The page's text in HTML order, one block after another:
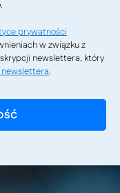
prywatności
w związku z
newslettera, który
.